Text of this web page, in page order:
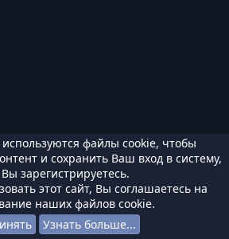
файлы cookie, чтобы
и сохранить Ваш вход в систему,
зарегистрируетесь.
этот сайт, Вы соглашаетесь на
наших файлов cookie.
Узнать больше...